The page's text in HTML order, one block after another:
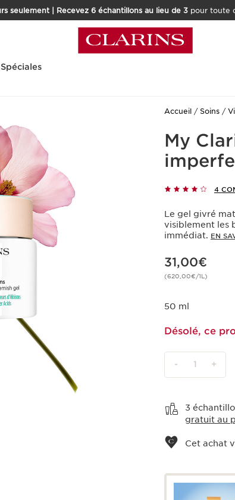
seulement | Recevez 6 échantillons au lieu de 3pour toute
Accueil Soins
My
4
Le gel givré
visiblement les
immédiat. EN
Nouveau prix 31,00€
31,00€
(620,00€/1L)
50 ml
Désolé, ce
- 1 +
3
gratuit au
Cet achat